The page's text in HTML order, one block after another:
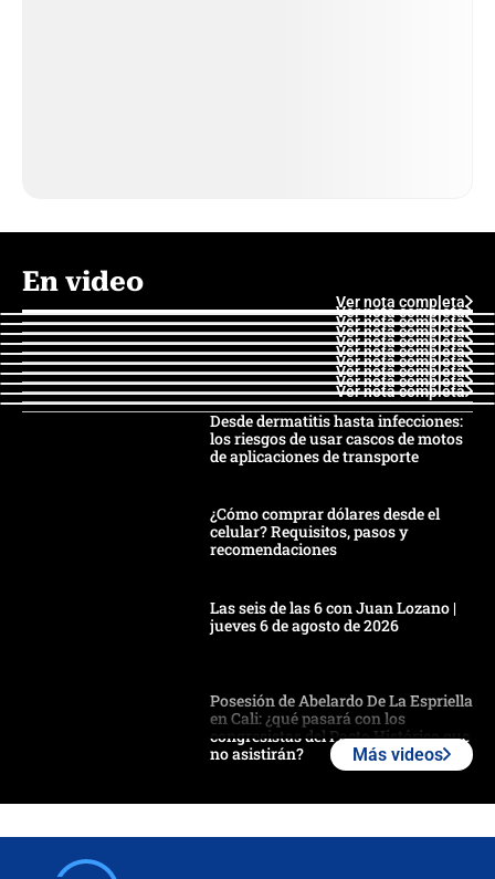
En video
Ver nota completa
Ver nota completa
Ver nota completa
Ver nota completa
Ver nota completa
Ver nota completa
Ver nota completa
Ver nota completa
Ver nota completa
Ver nota completa
Desde dermatitis hasta infecciones:
los riesgos de usar cascos de motos
de aplicaciones de transporte
¿Cómo comprar dólares desde el
celular? Requisitos, pasos y
recomendaciones
Las seis de las 6 con Juan Lozano |
jueves 6 de agosto de 2026
Posesión de Abelardo De La Espriella
en Cali: ¿qué pasará con los
congresistas del Pacto Histórico que
no asistirán?
Más videos